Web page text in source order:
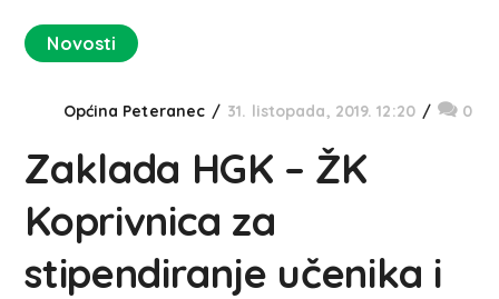
Novosti
Općina Peteranec 31. listopada, 2019. 12:20 0
Zaklada HGK – ŽK
Koprivnica za
stipendiranje učenika i